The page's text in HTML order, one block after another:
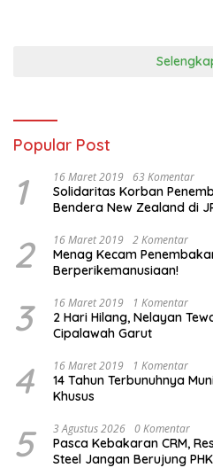
Popular Post
1 16 Maret 2019 63 Komentar
Solidaritas Korban
Bendera New Zealand di
2 16 Maret 2019 2 Komentar
Menag Kecam
Berperikemanusiaan!
3 16 Maret 2019 1 Komentar
2 Hari Hilang, Nelayan
Cipalawah Garut
4 16 Maret 2019 1 Komentar
14 Tahun Terbunuhnya
Khusus
5 3 Agustus 2026 0 Komentar
Pasca Kebakaran CRM,
Steel Jangan Berujung